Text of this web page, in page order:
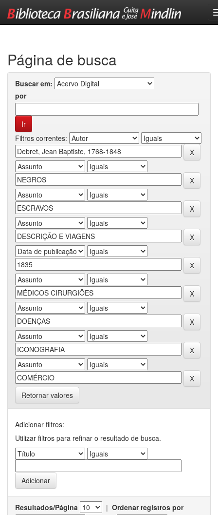
Página de busca
Buscar em:
por
Filtros correntes:
Retornar valores
Adicionar filtros:
Utilizar filtros para refinar o resultado de busca.
Resultados/Página | Ordenar registros por